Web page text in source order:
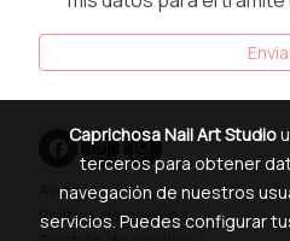
Aviso legal
Política de cookies
Caprichosa Nail Art Studio
terceros para obtener
navegación de nuestros
servicios. Puedes configurar